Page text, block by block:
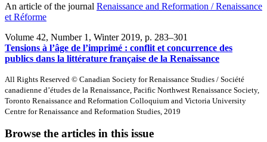
An article of the journal Renaissance and Reformation / Renaissance
et Réforme
Volume 42, Number 1, Winter 2019, p. 283–301
Tensions à l’âge de l’imprimé : conflit et concurrence des
publics dans la littérature française de la Renaissance
All Rights Reserved © Canadian Society for Renaissance Studies / Société
canadienne d’études de la Renaissance, Pacific Northwest Renaissance Society,
Toronto Renaissance and Reformation Colloquium and Victoria University
Centre for Renaissance and Reformation Studies, 2019
Browse the articles in this issue